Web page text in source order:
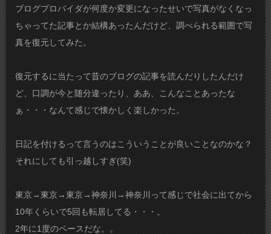
ブログプロバイダが何度か変更になったせいで写真がなくなっ
ちゃってた記事とか結構あったんだけど、調べられる範囲で写
真を復元してみた。
復元するに当たって昔のブログの記事を読んだりしたんだけ
ど、口調が今と随分違ったり、ああ、こんなことあったな
ぁ・・・なんて感じで懐かしく楽しかった。
日記を付けるって言うのはこういうことが良いことなのかな？
それにしても引っ越しすぎ(笑)
東京→東京→東京→神奈川→神奈川って感じで社会に出てから
10年くらいで5回も転居してる・・・。
2年に1度のペースだな。。